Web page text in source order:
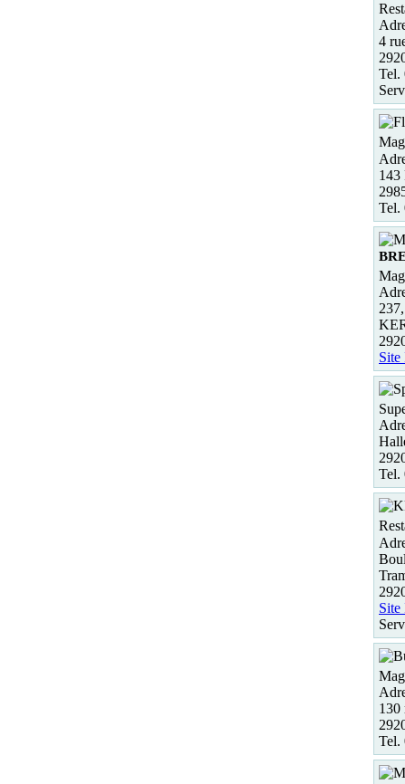
4
Tel.
143
Tel.
Site
Tel.
Site
130
Tel.